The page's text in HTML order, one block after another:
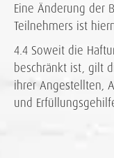
Eine Änderung der
Teilnehmers ist
4.4 Soweit die
beschränkt ist, gilt
ihrer Angestellten,
und